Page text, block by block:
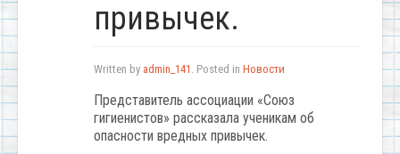
привычек.
Written by admin_141 . Posted in Новости
Представитель ассоциации «Союз
гигиенистов» рассказала ученикам об
опасности вредных привычек.